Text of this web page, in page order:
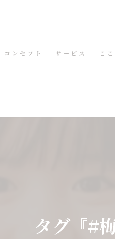
コンセプト サービス こ
タグ『#